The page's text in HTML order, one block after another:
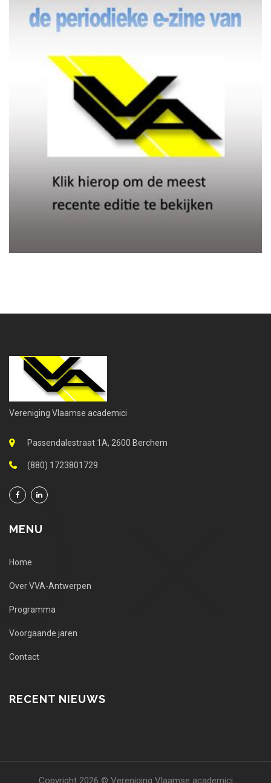
Vereniging Vlaamse academici
Passendalestraat 1A, 2600 Berchem
(880) 1723801729
MENU
Home
Over VVA-Antwerpen
Programma
Voorgaande jaren
Contact
RECENT NIEUWS
Copyright 2026 © Vereniging Vlaamse academici